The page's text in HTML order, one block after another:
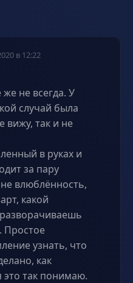
в 12:22
же не всегда. У
случай была
вижу, так и не
в руках и
за пару
влюблённость,
какой
Простое
узнать, что
как
это так понимаю.